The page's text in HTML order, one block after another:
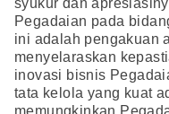
syukur dan
Pegadaian pada
ini adalah pengakuan
menyelaraskan
inovasi bisnis
tata kelola yang kuat